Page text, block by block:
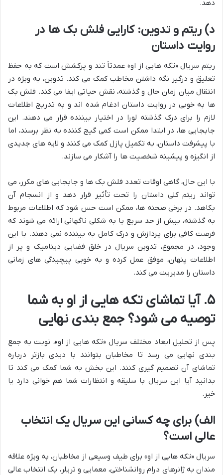
دهد.
د) ریتم و تدوین: کارایی فلش بک ها در
روایت داستان
ریتم سریال «تکه هایی از او» عمدتاً تند و پرکشش است که به حفظ
تعلیق و درگیر نگه داشتن مخاطب کمک می کند. تدوین، به ویژه در
انتقال میان زمان حال و گذشته، نقش حیاتی ایفا می کند. فلش بک
ها به خوبی در روایت داستان ادغام شده اند و به تدریج اطلاعات
لازم را برای درک گذشته لورا در اختیار بیننده قرار می دهند. این
جابجایی ها، در ابتدا ممکن است کمی گیج کننده به نظر برسند، اما
با پیشرفت داستان، به تکمیل پازل کمک می کنند و لایه های جدیدی
از انگیزه و پیشینه شخصیت ها را آشکار می سازند.
با این حال، گاهی اوقات تعدد فلش بک ها و جابجایی های مکرر، می
تواند ریتم کلی داستان را تحت تأثیر قرار دهد و از انسجام آن
بکاهد. در برخی صحنه ها، ممکن است حس شود که اطلاعات مربوط
به گذشته، بیش از حد سریع یا به شکلی ناگهانی ارائه می شوند که
فرصت کافی برای پردازش و درک کامل به بیننده نمی دهند. با این
وجود، در مجموع، تدوین سریال در خلق فضایی دینامیک و پر از
اطلاعات پنهان، موفق عمل کرده و به خوبی پیچیدگی های زمانی
داستان را مدیریت می کند.
۵. آیا تماشای تکه هایی از او به شما
توصیه می شود؟ جمع بندی نهایی
پس از تحلیل ابعاد مختلف سریال «تکه هایی از او»، نوبت به جمع
بندی نهایی می رسد تا مخاطبان بتوانند با دیدی بازتر درباره
تماشای آن تصمیم گیری کنند. این بخش به شما کمک می کند تا
بدانید آیا این سریال با سلیقه و انتظارات شما هم خوانی دارد یا
خیر.
الف) برای چه کسانی این سریال یک انتخاب
عالی است؟
سریال «تکه هایی از او» برای طیف وسیعی از مخاطبان، به ویژه علاقه
مندان به ژانرهای درام روانشناختی، معمایی و تریلر، یک انتخاب عالی